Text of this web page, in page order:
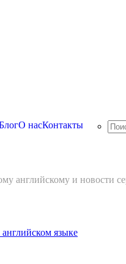
О насКонтакты
английскому и новости